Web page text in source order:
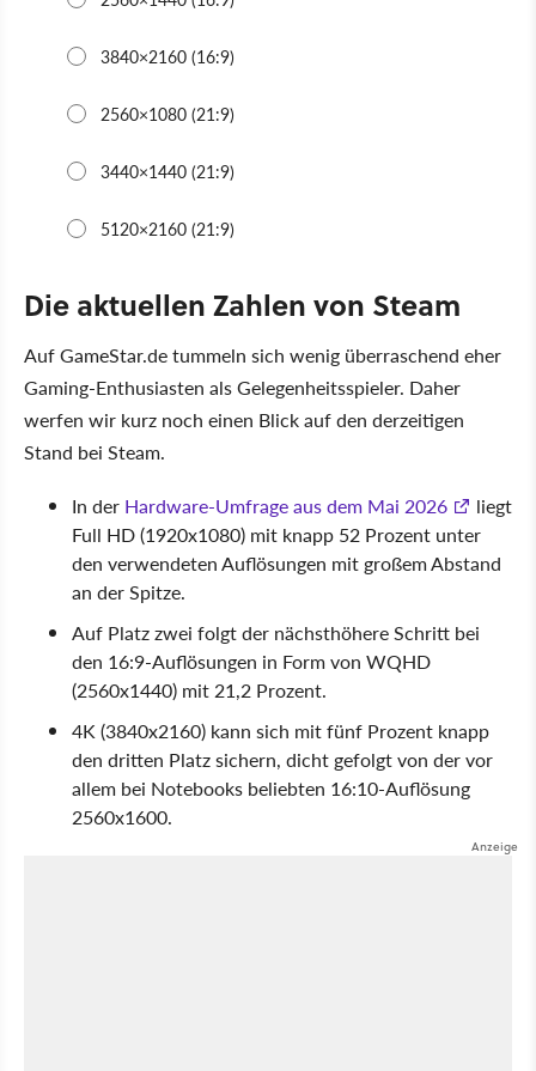
Die aktuellen Zahlen von Steam
Auf GameStar.de tummeln sich wenig überraschend eher
Gaming-Enthusiasten als Gelegenheitsspieler. Daher
werfen wir kurz noch einen Blick auf den derzeitigen
Stand bei Steam.
In der Hardware-Umfrage aus dem Mai 2026
liegt
Full HD (1920x1080) mit knapp 52 Prozent unter
den verwendeten Auflösungen mit großem Abstand
an der Spitze.
Auf Platz zwei folgt der nächsthöhere Schritt bei
den 16:9-Auflösungen in Form von WQHD
(2560x1440) mit 21,2 Prozent.
4K (3840x2160) kann sich mit fünf Prozent knapp
den dritten Platz sichern, dicht gefolgt von der vor
allem bei Notebooks beliebten 16:10-Auflösung
2560x1600.